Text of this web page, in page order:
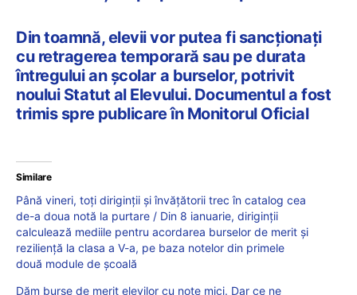
Din toamnă, elevii vor putea fi sancționați
cu retragerea temporară sau pe durata
întregului an școlar a burselor, potrivit
noului Statut al Elevului. Documentul a fost
trimis spre publicare în Monitorul Oficial
Similare
Până vineri, toți diriginții și învățătorii trec în catalog cea
de-a doua notă la purtare / Din 8 ianuarie, diriginții
calculează mediile pentru acordarea burselor de merit și
reziliență la clasa a V-a, pe baza notelor din primele
două module de școală
Dăm burse de merit elevilor cu note mici. Dar ce ne